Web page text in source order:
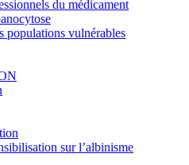
du médicament
populations vulnérables
sur l’albinisme